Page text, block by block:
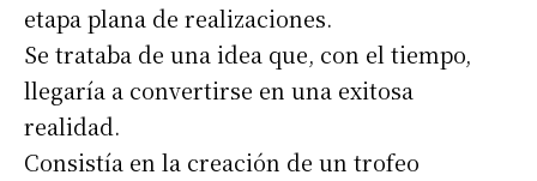
etapa plana de realizaciones.
Se trataba de una idea que, con el tiempo,
llegaría a convertirse en una exitosa
realidad.
Consistía en la creación de un trofeo